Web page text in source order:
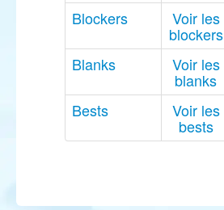
Blockers Voir les
blockers
Blanks Voir les
blanks
Bests
Voir les
bests